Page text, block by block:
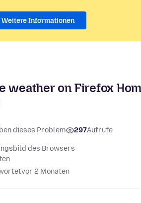
Weitere Informationen
weather on Firefox
dieses Problem 297Aufrufe
des Browsers
vor 2 Monaten